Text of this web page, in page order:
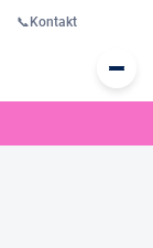
📞 Kontakt